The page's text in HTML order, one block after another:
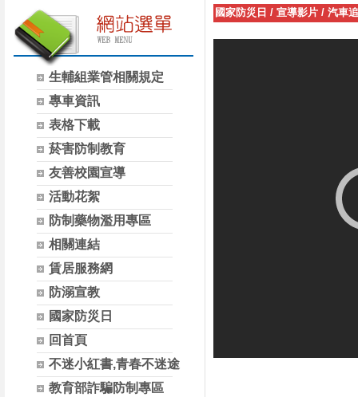
生輔組業管相關規定
專車資訊
表格下載
菸害防制教育
友善校園宣導
活動花絮
防制藥物濫用專區
相關連結
賃居服務網
防溺宣教
國家防災日
回首頁
不迷小紅書,青春不迷途
教育部詐騙防制專區
國家防災日 / 宣導影片 / 汽車